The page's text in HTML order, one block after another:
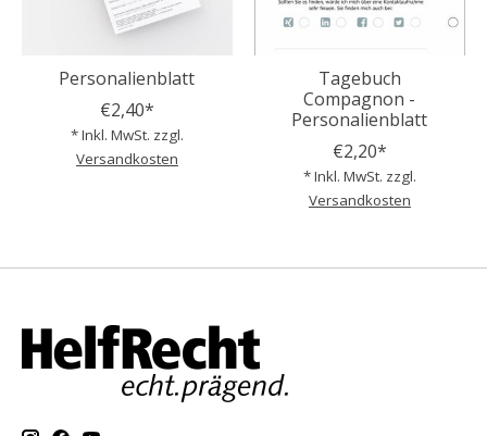
Personalienblatt
€2,40*
* Inkl. MwSt. zzgl.
Versandkosten
Tagebuch
Compagnon -
Personalienblatt
€2,20*
* Inkl. MwSt. zzgl.
Versandkosten